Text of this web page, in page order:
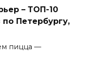
– ТОП-10
Петербургу,
пицца —